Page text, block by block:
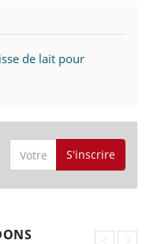
de lait pour
S'inscrire